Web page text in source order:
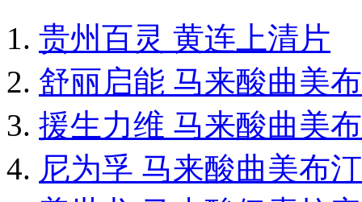
贵州百灵 黄连上清片
舒丽启能 马来酸曲美
援生力维 马来酸曲美
尼为孚 马来酸曲美布